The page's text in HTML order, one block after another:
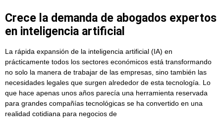
Crece la demanda de abogados expertos
en inteligencia artificial
La rápida expansión de la inteligencia artificial (IA) en
prácticamente todos los sectores económicos está transformando
no solo la manera de trabajar de las empresas, sino también las
necesidades legales que surgen alrededor de esta tecnología. Lo
que hace apenas unos años parecía una herramienta reservada
para grandes compañías tecnológicas se ha convertido en una
realidad cotidiana para negocios de